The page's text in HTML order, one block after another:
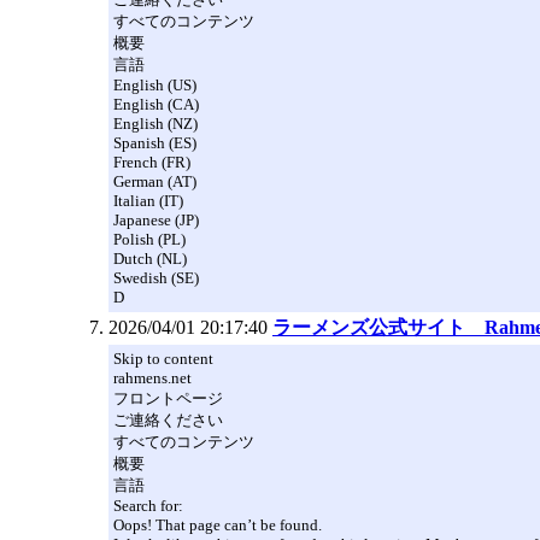
すべてのコンテンツ
概要
言語
English (US)
English (CA)
English (NZ)
Spanish (ES)
French (FR)
German (AT)
Italian (IT)
Japanese (JP)
Polish (PL)
Dutch (NL)
Swedish (SE)
D
2026/04/01 20:17:40 ラーメンズ公式サイト
Skip to content
rahmens.net
フロントページ
ご連絡ください
すべてのコンテンツ
概要
言語
Search for:
Oops! That page can’t be found.